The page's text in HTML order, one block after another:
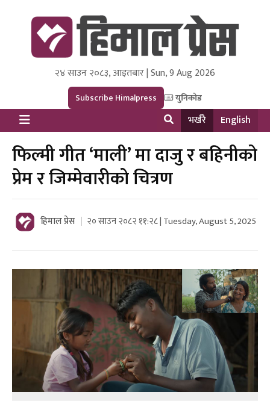
Himal Press
Dot NewsyNepal Media and Research Pvt Ltd.
२४ साउन २०८३, आइतबार | Sun, 9 Aug 2026
Subscribe Himalpress युनिकोड
भर्खरै English
फिल्मी गीत ‘माली’ मा दाजु र बहिनीको
प्रेम र जिम्मेवारीको चित्रण
हिमाल प्रेस २० साउन २०८२ ११:२८ | Tuesday, August 5, 2025